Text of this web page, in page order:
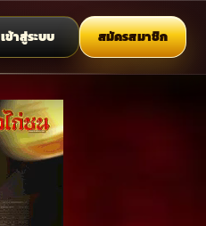
เข้าสู่ระบบ สมัครสมาชิก